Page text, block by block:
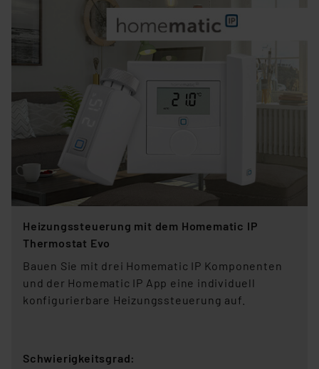
Heizungssteuerung mit dem Homematic IP
Thermostat Evo
Bauen Sie mit drei Homematic IP Komponenten
und der Homematic IP App eine individuell
konfigurierbare Heizungssteuerung auf.
Schwierigkeitsgrad: